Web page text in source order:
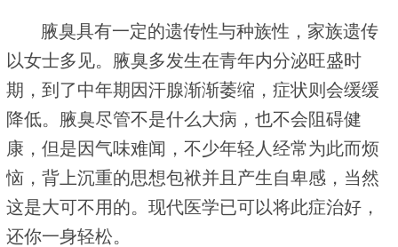
腋臭具有一定的遗传性与种族性，家族遗传
以女士多见。腋臭多发生在青年内分泌旺盛时
期，到了中年期因汗腺渐渐萎缩，症状则会缓缓
降低。腋臭尽管不是什么大病，也不会阻碍健
康，但是因气味难闻，不少年轻人经常为此而烦
恼，背上沉重的思想包袱并且产生自卑感，当然
这是大可不用的。现代医学已可以将此症治好，
还你一身轻松。